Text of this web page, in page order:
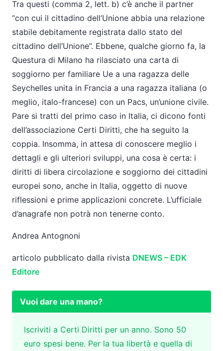
Tra questi (comma 2, lett. b) c’è anche il partner
“con cui il cittadino dell’Unione abbia una relazione
stabile debitamente registrata dallo stato del
cittadino dell’Unione”. Ebbene, qualche giorno fa, la
Questura di Milano ha rilasciato una carta di
soggiorno per familiare Ue a una ragazza delle
Seychelles unita in Francia a una ragazza italiana (o
meglio, italo-francese) con un Pacs, un’unione civile.
Pare si tratti del primo caso in Italia, ci dicono fonti
dell’associazione Certi Diritti, che ha seguito la
coppia. Insomma, in attesa di conoscere meglio i
dettagli e gli ulteriori sviluppi, una cosa è certa: i
diritti di libera circolazione e soggiorno dei cittadini
europei sono, anche in Italia, oggetto di nuove
riflessioni e prime applicazioni concrete. L’ufficiale
d’anagrafe non potrà non tenerne conto.
Andrea Antognoni
articolo pubblicato dalla rivista DNEWS – EDK
Editore
Vuoi dare una mano?
Iscriviti a Certi Diritti per un anno. Sono 50
euro spesi bene. Per la tua libertà e quella di